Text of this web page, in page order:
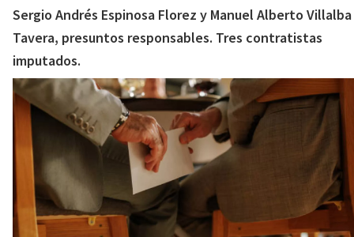
Sergio Andrés Espinosa Florez y Manuel Alberto Villalba
Tavera, presuntos responsables. Tres contratistas
imputados.